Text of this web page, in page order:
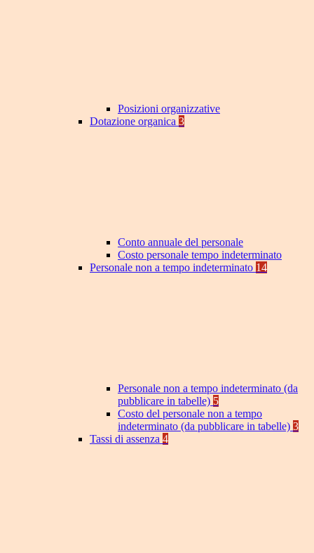
Posizioni organizzative
Dotazione organica 3
Conto annuale del personale
Costo personale tempo indeterminato
Personale non a tempo indeterminato 14
Personale non a tempo indeterminato (da
pubblicare in tabelle) 5
Costo del personale non a tempo
indeterminato (da pubblicare in tabelle) 3
Tassi di assenza 4